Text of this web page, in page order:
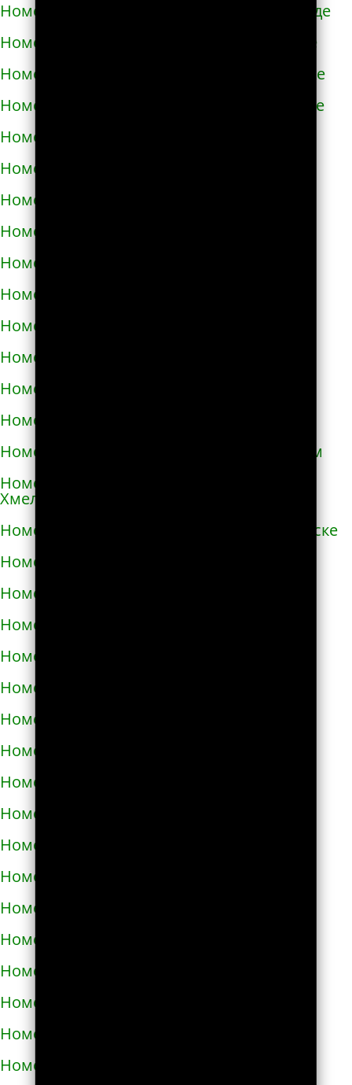
Номера телефонов такси в Новомиргороде
Номера телефонов такси в Новоукраинке
Номера телефонов такси в Новояворовске
Номера телефонов такси в Новом Роздоле
Номера телефонов такси в Носовке
Номера телефонов такси в Обухове
Номера телефонов такси в Овидиополе
Номера телефонов такси в Овруче
Номера телефонов такси в Одессе
Номера телефонов такси в Олевске
Номера телефонов такси в Орехове
Номера телефонов такси в Очакове
Номера телефонов такси в Павлограде
Номера телефонов такси в Первомайске
Номера телефонов такси в Первомайском
Номера телефонов такси в Переяславе-
Хмельницком
Номера телефонов такси в Першотравенске
Номера телефонов такси в Пирятине
Номера телефонов такси в Подгородном
Номера телефонов такси в Подольске
Номера телефонов такси в Покрове
Номера телефонов такси в Пологах
Номера телефонов такси в Полонном
Номера телефонов такси в Полтаве
Номера телефонов такси в Прилуках
Номера телефонов такси в Путивле
Номера телефонов такси в Пятихатках
Номера телефонов такси в Раздельной
Номера телефонов такси в Ракитном
Номера телефонов такси в Рахове
Номера телефонов такси в Рени
Номера телефонов такси в Ровно
Номера телефонов такси в Ромнах
Номера телефонов такси в Самборе